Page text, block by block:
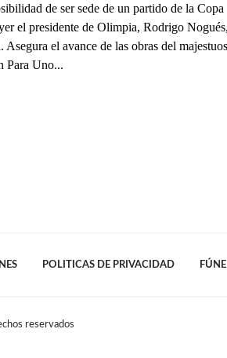
de ser sede de un partido de la Copa
el presidente de Olimpia, Rodrigo Nogués,
el avance de las obras del
Para Uno...
POLITICAS DE PRIVACIDAD
reservados